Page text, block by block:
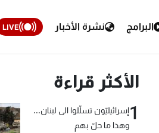
البرامج نشرة الأخبار LIVE
الأكثر قراءة
1إسرائيليّون تسلّلوا الى لبنان...
وهذا ما حلّ بهم